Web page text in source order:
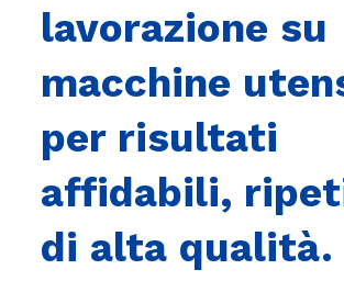
lavorazione su
macchine
per risultati
affidabili,
di alta qualità.